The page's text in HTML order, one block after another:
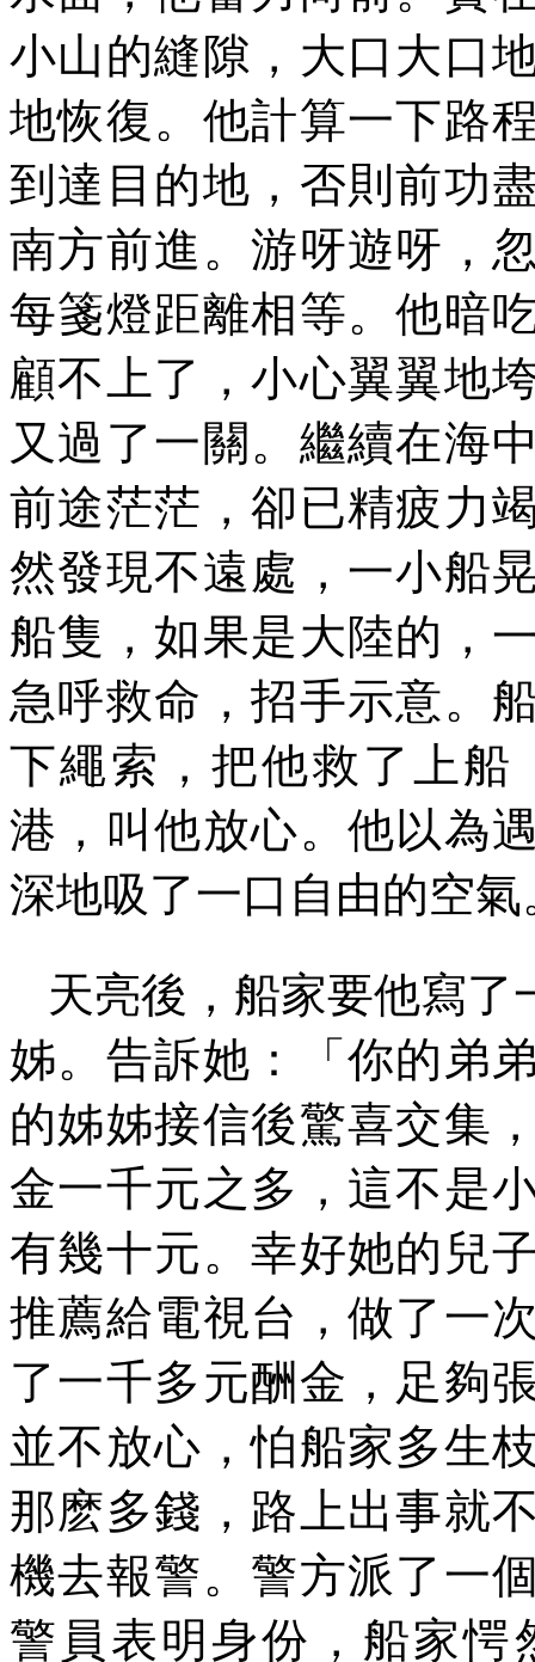
小山的縫隙，大口大口
地恢復。他計算一下路
到達目的地，否則前功
南方前進。游呀遊呀，
每箋燈距離相等。他暗
顧不上了，小心翼翼地
又過了一關。繼續在海
前途茫茫，卻已精疲力
然發現不遠處，一小船
船隻，如果是大陸的，
急呼救命，招手示意。
下繩索，把他救了上船
港，叫他放心。他以為
深地吸了一口自由的空氣
天亮後，船家要他寫
姊。告訴她：「你的弟
的姊姊接信後驚喜交集
金一千元之多，這不是
有幾十元。幸好她的兒
推薦給電視台，做了一
了一千多元酬金，足夠
並不放心，怕船家多生
那麽多錢，路上出事就
機去報警。警方派了一
警員表明身份，船家愕